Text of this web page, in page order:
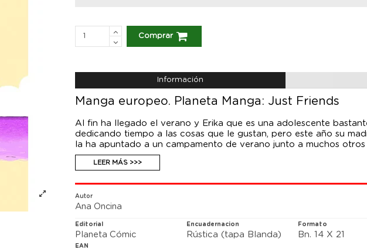
Comprar
Información
Manga europeo. Planeta Manga: Just Friends
Al fin ha llegado el verano y Erika que es una adolescente
dedicando tiempo a las cosas que le gustan, pero este año su
la ha apuntado a un campamento de verano junto a muchos otros
Ana Oncina, autora de Croqueta y empanadilla y Los f*ucking 30,
completamente original y autoconclusivo, tras su paso por Planeta
LEER MÁS >>>
Autor
Ana Oncina
Editorial
Planeta Cómic
Encuadernacion
Rústica (tapa Blanda)
Formato
Bn. 14 X 21
EAN